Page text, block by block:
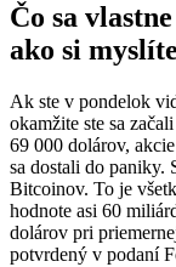
Čo sa
ako si myslíte
Ak ste v pondelok
okamžite ste sa
69 000 dolárov,
sa dostali do paniky.
Bitcoinov. To je
hodnote asi 60
dolárov pri
potvrdený v podaní